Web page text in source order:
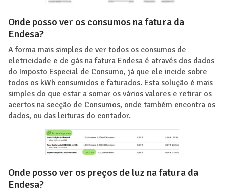
Onde posso ver os consumos na fatura da
Endesa?
A forma mais simples de ver todos os consumos de
eletricidade e de gás na fatura Endesa é através dos dados
do Imposto Especial de Consumo, já que ele incide sobre
todos os kWh consumidos e faturados. Esta solução é mais
simples do que estar a somar os vários valores e retirar os
acertos na secção de Consumos, onde também encontra os
dados, ou das leituras do contador.
Onde posso ver os preços de luz na fatura da
Endesa?